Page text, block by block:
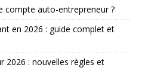
compte auto-entrepreneur ?
en 2026 : guide complet et
2026 : nouvelles règles et